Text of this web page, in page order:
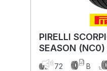
PIRELLI
SEASON
(NC0) XL MFS
72 B